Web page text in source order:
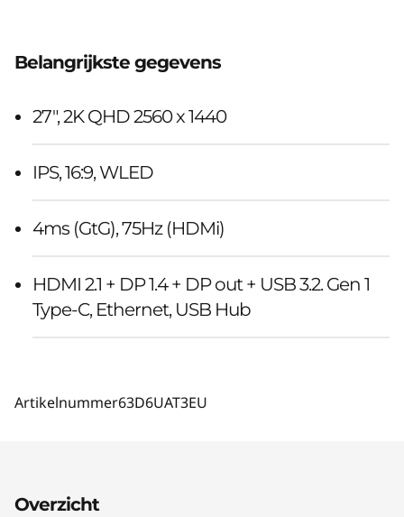
Belangrijkste gegevens
27", 2K QHD 2560 x 1440
IPS, 16:9, WLED
4ms (GtG), 75Hz (HDMi)
HDMI 2.1 + DP 1.4 + DP out + USB 3.2. Gen 1
Type-C, Ethernet, USB Hub
Artikelnummer63D6UAT3EU
Overzicht